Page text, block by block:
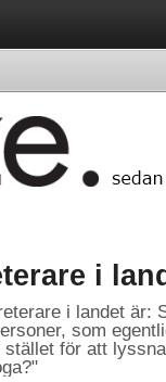
i
i landet är:
som
för att